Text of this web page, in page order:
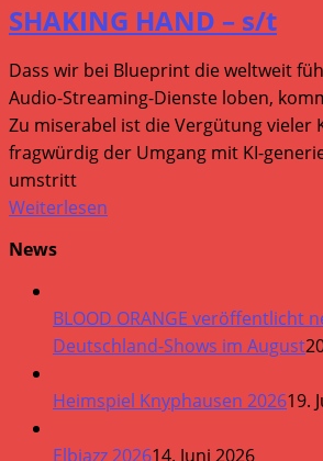
SHAKING HAND – s/t
Dass wir bei Blueprint die weltweit
Audio-Streaming-Dienste loben,
Zu miserabel ist die Vergütung vieler
fragwürdig der Umgang mit KI-
umstritt
Weiterlesen
News
BLOOD ORANGE veröffentlicht
Deutschland-Shows im August
Heimspiel Knyphausen 202619.
Elbjazz 202614. Juni 2026